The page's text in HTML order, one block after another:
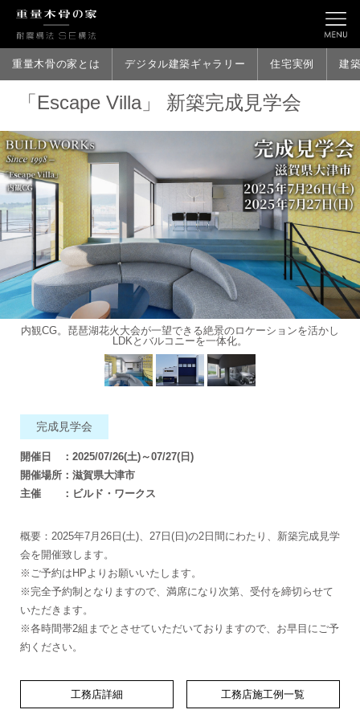
重量木骨の家とは デジタル建築ギャラリー 住宅実例 建
「Escape Villa」 新築完成見学会
内観CG。琵琶湖花火大会が一望できる絶景のロケーションを活かし
LDKとバルコニーを一体化。
完成見学会
開催日 ：2025/07/26(土)～07/27(日)
開催場所：滋賀県大津市
主催 ：ビルド・ワークス
概要：2025年7月26日(土)、27日(日)の2日間にわたり、新築完成見学
会を開催致します。
※ご予約はHPよりお願いいたします。
※完全予約制となりますので、満席になり次第、受付を締切らせて
いただきます。
※各時間帯2組までとさせていただいておりますので、お早目にご予
約ください。
工務店詳細 工務店施工例一覧